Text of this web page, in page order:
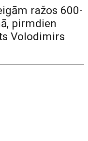
ražos 600-
pirmdien
Volodimirs